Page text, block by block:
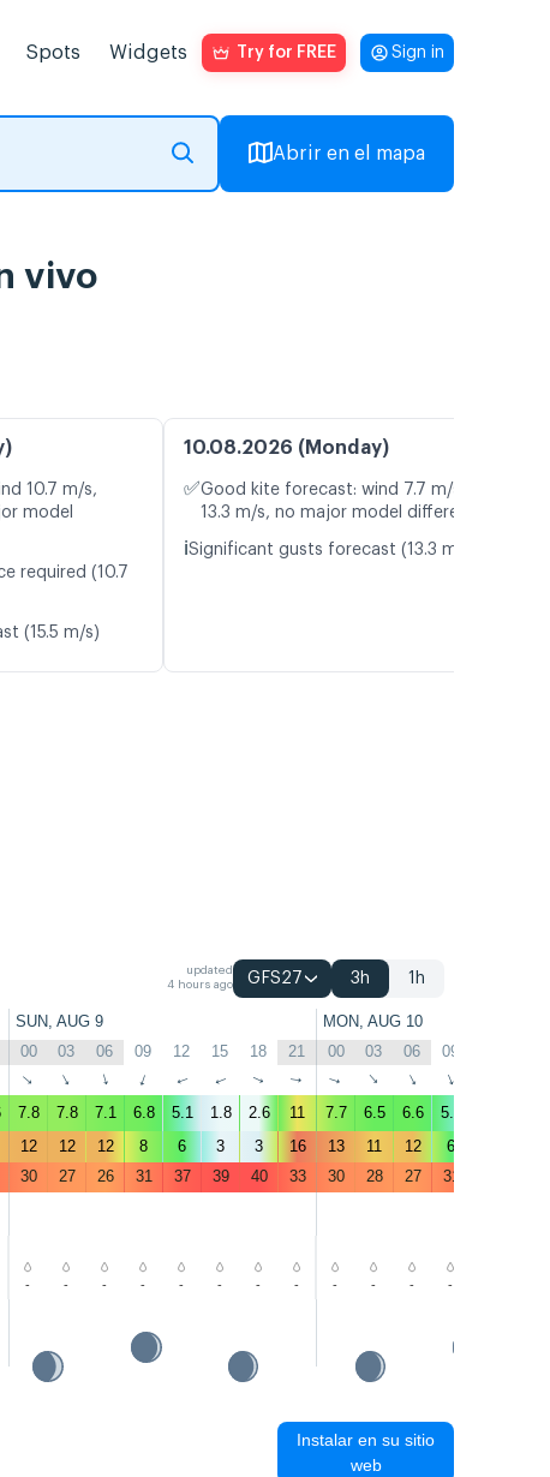
Spots Widgets Try for FREE Sign in
Abrir en el mapa
vivo
10.7 m/s,
model
required (10.7
(15.5 m/s)
10.08.2026 (Monday)
✅Good kite forecast: wind 7.7 m/s, gusts
13.3 m/s, no major model differences
ℹ️Significant gusts forecast (13.3 m/s)
updated
4 hours ago
GFS27 3h 1h
SUN, AUG 9 MON, AUG 10
00 03 06 09 12 15 18 21 00 03 06 09
↑ ↑ ↑ ↑ ↑ ↑ ↑ ↑ ↑ ↑ ↑ ↑
7.8 7.8 7.1 6.8 5.1 1.8 2.6 11 7.7 6.5 6.6 5.2
12 12 12 8 6 3 3 16 13 11 12 6
30 27 26 31 37 39 40 33 30 28 27 31
- - - - - - - - - - - -
Instalar en su sitio
web